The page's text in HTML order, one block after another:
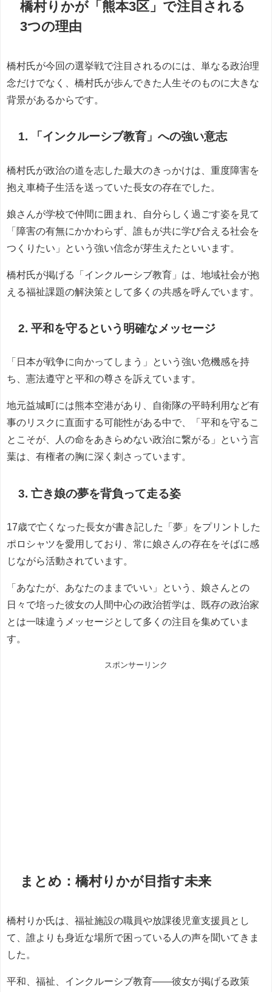
橋村りかが「熊本3区」で注目される
3つの理由
橋村氏が今回の選挙戦で注目されるのには、単なる政治理
念だけでなく、橋村氏が歩んできた人生そのものに大きな
背景があるからです。
1. 「インクルーシブ教育」への強い意志
橋村氏が政治の道を志した最大のきっかけは、重度障害を
抱え車椅子生活を送っていた長女の存在でした。
娘さんが学校で仲間に囲まれ、自分らしく過ごす姿を見て
「障害の有無にかかわらず、誰もが共に学び合える社会を
つくりたい」という強い信念が芽生えたといいます。
橋村氏が掲げる「インクルーシブ教育」は、地域社会が抱
える福祉課題の解決策として多くの共感を呼んでいます。
2. 平和を守るという明確なメッセージ
「日本が戦争に向かってしまう」という強い危機感を持
ち、憲法遵守と平和の尊さを訴えています。
地元益城町には熊本空港があり、自衛隊の平時利用など有
事のリスクに直面する可能性がある中で、「平和を守るこ
とこそが、人の命をあきらめない政治に繋がる」という言
葉は、有権者の胸に深く刺さっています。
3. 亡き娘の夢を背負って走る姿
17歳で亡くなった長女が書き記した「夢」をプリントした
ポロシャツを愛用しており、常に娘さんの存在をそばに感
じながら活動されています。
「あなたが、あなたのままでいい」という、娘さんとの
日々で培った彼女の人間中心の政治哲学は、既存の政治家
とは一味違うメッセージとして多くの注目を集めていま
す。
スポンサーリンク
まとめ：橋村りかが目指す未来
橋村りか氏は、福祉施設の職員や放課後児童支援員とし
て、誰よりも身近な場所で困っている人の声を聞いてきま
した。
平和、福祉、インクルーシブ教育――彼女が掲げる政策